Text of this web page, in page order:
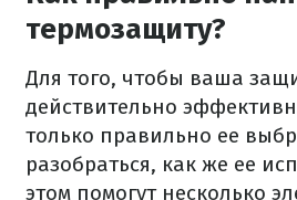
термозащиту?
Для того, чтобы ваша
действительно
только правильно ее
разобраться, как же ее
этом помогут несколько